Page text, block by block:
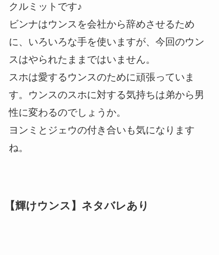
クルミットです♪
ビンナはウンスを会社から辞めさせるため
に、いろいろな手を使いますが、今回のウン
スはやられたままではいません。
スホは愛するウンスのために頑張っていま
す。ウンスのスホに対する気持ちは弟から男
性に変わるのでしょうか。
ヨンミとジェウの付き合いも気になります
ね。
【輝けウンス】ネタバレあり